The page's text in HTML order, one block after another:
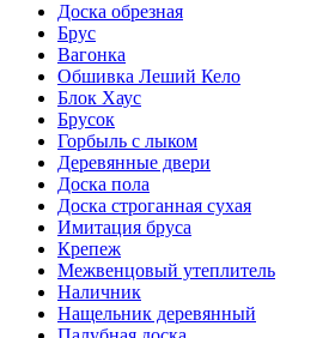
Доска обрезная
Брус
Вагонка
Обшивка Леший Кело
Блок Хаус
Брусок
Горбыль с лыком
Деревянные двери
Доска пола
Доска строганная сухая
Имитация бруса
Крепеж
Межвенцовый утеплитель
Наличник
Нащельник деревянный